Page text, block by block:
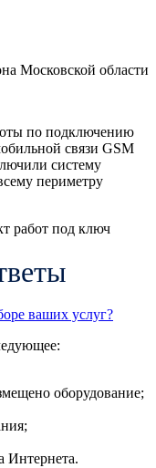
Московской области
по подключению
связи GSM
систему
периметру
работ под ключ
ваших услуг?
оборудование;
Интернета.